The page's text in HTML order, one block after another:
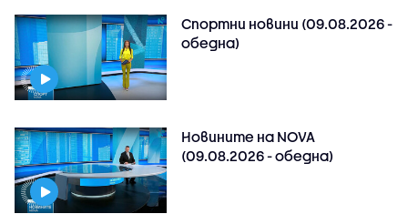
Спортни новини (09.08.2026 -
обедна)
Новините на NOVA
(09.08.2026 - обедна)